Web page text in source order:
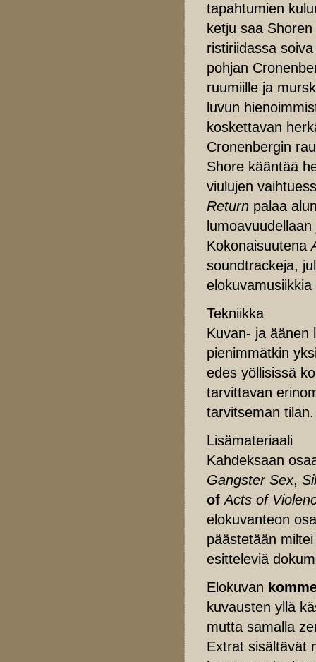
tapahtumien
ketju saa
ristiriidassa
pohjan
ruumiille ja
luvun
koskettavan
Cronenbergin
Shore kääntää
viulujen
Return palaa
Kokonaisuutena
soundtrackeja,
Tekniikka
Kuvan- ja äänen
pienimmätkin
edes yöllisissä
tarvittavan
tarvitseman tilan.
Lisämateriaali
Kahdeksaan
Gangster Sex,
of Acts of
elokuvanteon
päästetään
esitteleviä
Elokuvan
kuvausten yllä
mutta samalla
Extrat sisältävät